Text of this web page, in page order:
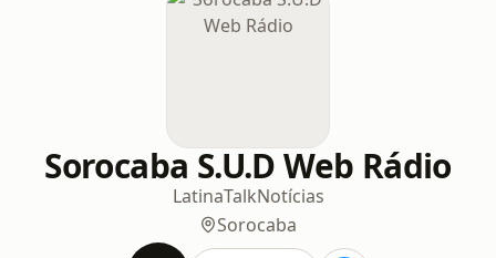
Sorocaba S.U.D Web Rádio
LatinaTalkNotícias
Sorocaba